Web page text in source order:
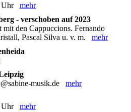
Uhr mehr
- verschoben auf 2023
mit den Cappuccions. Fernando
Pascal Silva u. v. m. mehr
musik.de mehr
Uhr mehr